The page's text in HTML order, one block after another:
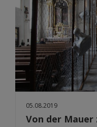
05.08.2019
Von der